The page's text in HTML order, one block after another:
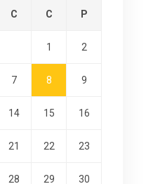
C C P
1 2
7 8 9
14 15 16
21 22 23
28 29 30